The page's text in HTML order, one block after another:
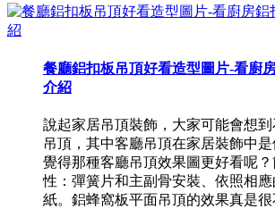
餐廳鋁扣板吊頂好看造型圖片-看廚
介紹
說起家居吊頂裝飾，大家可能會想
吊頂，其中客廳吊頂在家居裝飾中
覺得那種客廳吊頂效果圖更好看呢
性：彈簧片和主副骨安裝、依照相
紙。鋁蜂窩板平面吊頂的效果真是